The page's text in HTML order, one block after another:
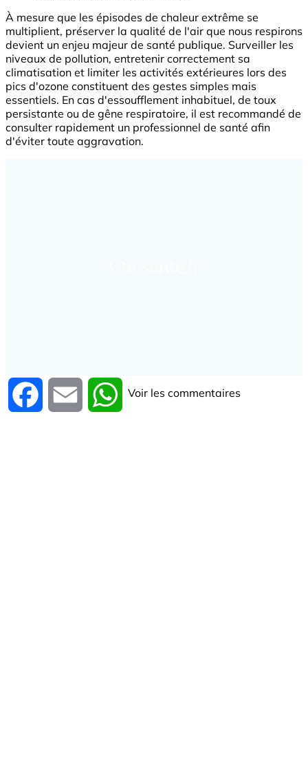
À mesure que les épisodes de chaleur extrême se
multiplient, préserver la qualité de l'air que nous respirons
devient un enjeu majeur de santé publique. Surveiller les
niveaux de pollution, entretenir correctement sa
climatisation et limiter les activités extérieures lors des
pics d'ozone constituent des gestes simples mais
essentiels. En cas d'essoufflement inhabituel, de toux
persistante ou de gêne respiratoire, il est recommandé de
consulter rapidement un professionnel de santé afin
d'éviter toute aggravation.
Facebook Email WhatsApp
Voir les commentaires